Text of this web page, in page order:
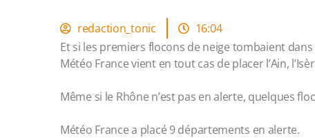
redaction_tonic
16:04
Et si les premiers flocons de neige tombaient
Météo France vient en tout cas de placer l’Ain,
Même si le Rhône n’est pas en alerte, quelques
Météo France a placé 9 départements en alerte.